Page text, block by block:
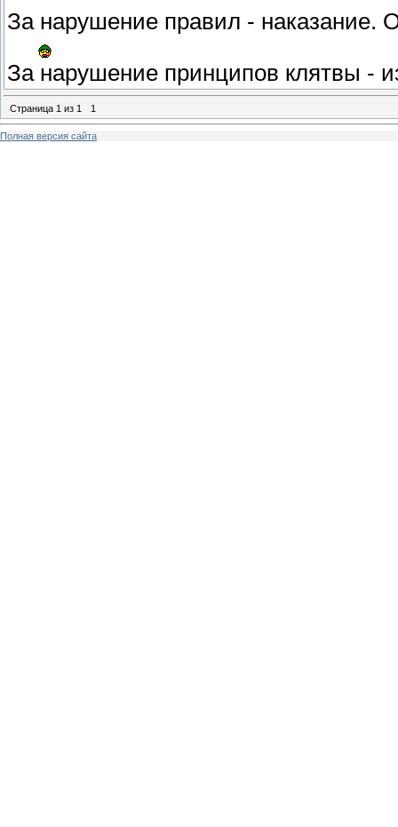
За нарушение правил - наказание.
За нарушение принципов клятвы -
Страница 1 из 1 1
Полная версия сайта